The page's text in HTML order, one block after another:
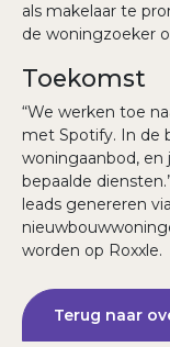
als makelaar te
de woningzoeker
Toekomst
“We werken toe
met Spotify. In de
woningaanbod, en
bepaalde
leads genereren
worden op Roxxle.
Terug naar